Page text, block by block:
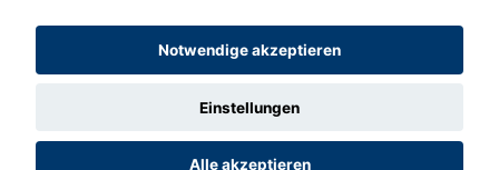
Notwendige akzeptieren
Einstellungen
Alle akzeptieren